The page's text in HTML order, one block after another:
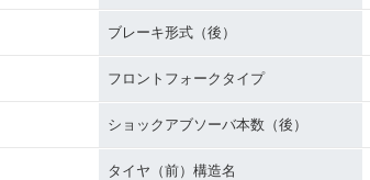
ブレーキ形式（後）
フロントフォークタイプ
ショックアブソーバ本数（後）
タイヤ（前）構造名